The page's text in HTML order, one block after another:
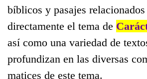
bíblicos y pasajes
directamente el tema de
así como una variedad de
profundizan en las diversas
matices de este tema.